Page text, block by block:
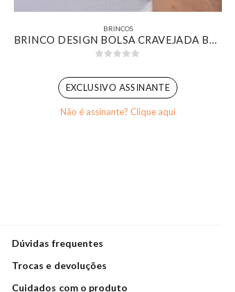
BRINCOS
BRINCO DESIGN BOLSA CRAVEJADA BANHADO EM OURO BRANCO
EXCLUSIVO ASSINANTE
Não é assinante? Clique aqui
Dúvidas frequentes
Trocas e devoluções
Cuidados com o produto